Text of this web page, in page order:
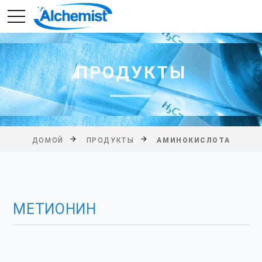
ПРОДУКТЫ
ДОМОЙ ПРОДУКТЫ АМИНОКИСЛОТА
МЕТИОНИН